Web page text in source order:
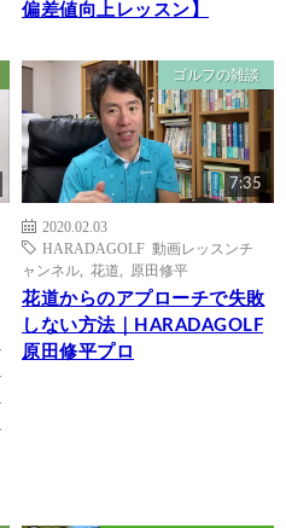
偏差値向上レッスン】
ゴルフの雑談
7:35
2020.02.03
HARADAGOLF 動画レッスンチ
ャンネル
花道 原田修平
花道からのアプローチで失敗
しない方法｜HARADAGOLF
原田修平プロ